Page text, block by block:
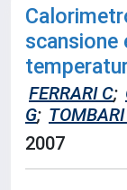
scansione
FERRARI C;
G;
2007